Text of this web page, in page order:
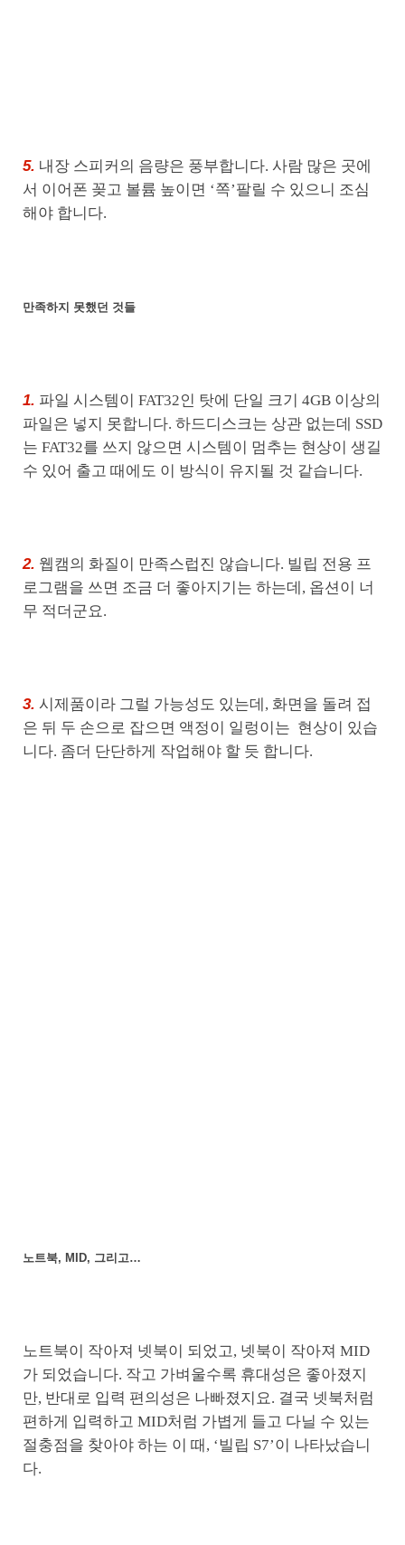
5. 내장 스피커의 음량은 풍부합니다. 사람 많은 곳에
서 이어폰 꽂고 볼륨 높이면 ‘쪽’팔릴 수 있으니 조심
해야 합니다.
만족하지 못했던 것들
1. 파일 시스템이 FAT32인 탓에 단일 크기 4GB 이상의
파일은 넣지 못합니다. 하드디스크는 상관 없는데 SSD
는 FAT32를 쓰지 않으면 시스템이 멈추는 현상이 생길
수 있어 출고 때에도 이 방식이 유지될 것 같습니다.
2. 웹캠의 화질이 만족스럽진 않습니다. 빌립 전용 프
로그램을 쓰면 조금 더 좋아지기는 하는데, 옵션이 너
무 적더군요.
3. 시제품이라 그럴 가능성도 있는데, 화면을 돌려 접
은 뒤 두 손으로 잡으면 액정이 일렁이는 현상이 있습
니다. 좀더 단단하게 작업해야 할 듯 합니다.
노트북, MID, 그리고…
노트북이 작아져 넷북이 되었고, 넷북이 작아져 MID
가 되었습니다. 작고 가벼울수록 휴대성은 좋아졌지
만, 반대로 입력 편의성은 나빠졌지요. 결국 넷북처럼
편하게 입력하고 MID처럼 가볍게 들고 다닐 수 있는
절충점을 찾아야 하는 이 때, ‘빌립 S7’이 나타났습니
다.